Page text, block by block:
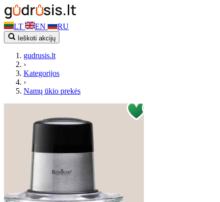
LT EN RU
Ieškoti akcijų
gudrusis.lt
›
Kategorijos
›
Namų ūkio prekės